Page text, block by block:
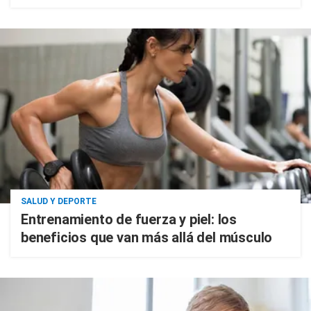
SALUD Y DEPORTE
Entrenamiento de fuerza y piel: los
beneficios que van más allá del músculo